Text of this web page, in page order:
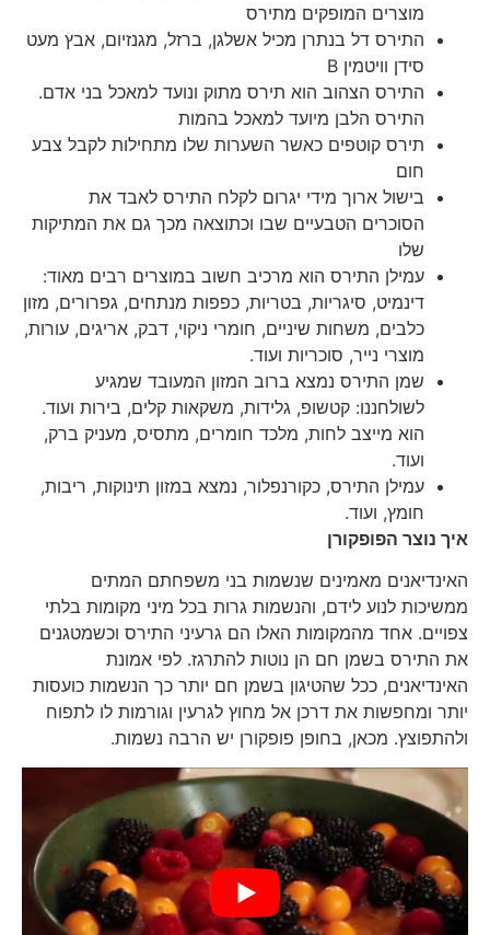
מוצרים המופקים מתירס
התירס דל בנתרן מכיל אשלגן, ברזל, מגנזיום, אבץ מעט
סידן וויטמין B
התירס הצהוב הוא תירס מתוק ונועד למאכל בני אדם.
התירס הלבן מיועד למאכל בהמות
תירס קוטפים כאשר השערות שלו מתחילות לקבל צבע
חום
בישול ארוך מידי יגרום לקלח התירס לאבד את
הסוכרים הטבעיים שבו וכתוצאה מכך גם את המתיקות
שלו
עמילן התירס הוא מרכיב חשוב במוצרים רבים מאוד:
דינמיט, סיגריות, בטריות, כפפות מנתחים, גפרורים, מזון
כלבים, משחות שיניים, חומרי ניקוי, דבק, אריגים, עורות,
מוצרי נייר, סוכריות ועוד.
שמן התירס נמצא ברוב המזון המעובד שמגיע
לשולחננו: קטשופ, גלידות, משקאות קלים, בירות ועוד.
הוא מייצב לחות, מלכד חומרים, מתסיס, מעניק ברק,
ועוד.
עמילן התירס, כקורנפלור, נמצא במזון תינוקות, ריבות,
חומץ, ועוד.
איך נוצר הפופקורן
האינדיאנים מאמינים שנשמות בני משפחתם המתים
ממשיכות לנוע לידם, והנשמות גרות בכל מיני מקומות בלתי
צפויים. אחד מהמקומות האלו הם גרעיני התירס וכשמטגנים
את התירס בשמן חם הן נוטות להתרגז. לפי אמונת
האינדיאנים, ככל שהטיגון בשמן חם יותר כך הנשמות כועסות
יותר ומחפשות את דרכן אל מחוץ לגרעין וגורמות לו לתפוח
ולהתפוצץ. מכאן, בחופן פופקורן יש הרבה נשמות.